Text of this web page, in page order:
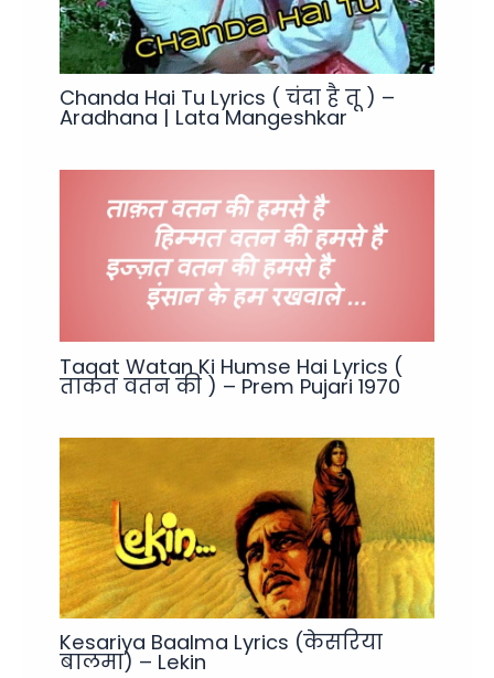
Chanda Hai Tu Lyrics ( चंदा है तू ) –
Aradhana | Lata Mangeshkar
Taqat Watan Ki Humse Hai Lyrics (
ताकत वतन की ) – Prem Pujari 1970
Kesariya Baalma Lyrics (केसरिया
बालमा) – Lekin